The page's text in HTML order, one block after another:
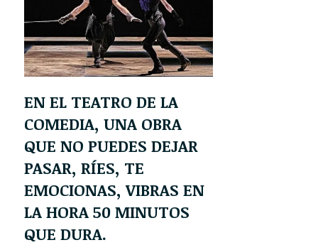
EN EL TEATRO DE LA
COMEDIA, UNA OBRA
QUE NO PUEDES DEJAR
PASAR, RÍES, TE
EMOCIONAS, VIBRAS EN
LA HORA 50 MINUTOS
QUE DURA.